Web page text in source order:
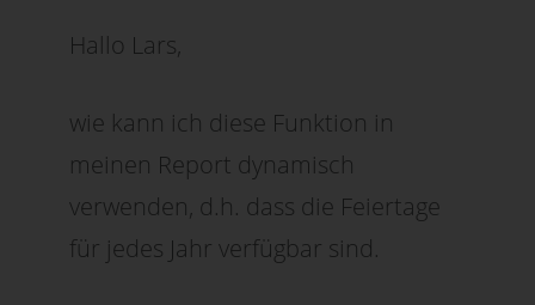
Hallo Lars,
wie kann ich diese Funktion in
meinen Report dynamisch
verwenden, d.h. dass die Feiertage
für jedes Jahr verfügbar sind.